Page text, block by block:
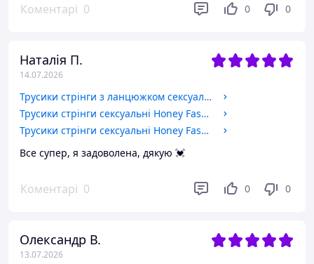
Коментарі 0 0 0
Наталія П.
14.07.2026
Трусики стрінги з ланцюжком сексуальные Honey Fashion Accessories XS/S чорні (1101)
Трусики стрінги сексуальні Honey Fashion Accessories XS/S/M чорні (10к003)
Трусики стрінги сексуальні Honey Fashion Accessories XS/S чорні (1112)
Все супер, я задоволена, дякую 💓
Коментарі 0 0 0
Олександр В.
13.07.2026